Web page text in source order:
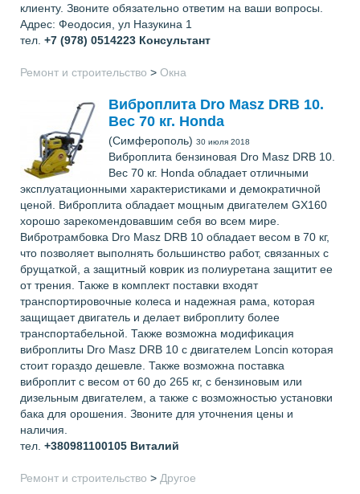
клиенту. Звоните обязательно ответим на ваши вопросы.
Адрес: Феодосия, ул Назукина 1
тел. +7 (978) 0514223 Консультант
Ремонт и строительство > Окна
Виброплита Dro Masz DRB 10.
Вес 70 кг. Honda
(Симферополь) 30 июля 2018
Виброплита бензиновая Dro Masz DRB 10.
Вес 70 кг. Honda обладает отличными
эксплуатационными характеристиками и демократичной
ценой. Виброплита обладает мощным двигателем GX160
хорошо зарекомендовавшим себя во всем мире.
Вибротрамбовка Dro Masz DRB 10 обладает весом в 70 кг,
что позволяет выполнять большинство работ, связанных с
брущаткой, а защитный коврик из полиуретана защитит ее
от трения. Также в комплект поставки входят
транспортировочные колеса и надежная рама, которая
защищает двигатель и делает виброплиту более
транспортабельной. Также возможна модификация
виброплиты Dro Masz DRB 10 с двигателем Loncin которая
стоит гораздо дешевле. Также возможна поставка
виброплит с весом от 60 до 265 кг, с бензиновым или
дизельным двигателем, а также с возможностью установки
бака для орошения. Звоните для уточнения цены и
наличия.
тел. +380981100105 Виталий
Ремонт и строительство > Другое